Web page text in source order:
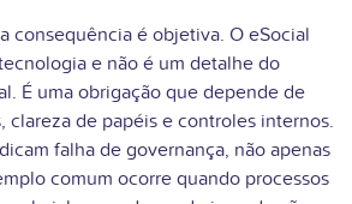
consequência é objetiva. O eSocial
e não é um detalhe do
É uma obrigação que depende de
clareza de papéis e controles internos.
falha de governança, não apenas
comum ocorre quando processos